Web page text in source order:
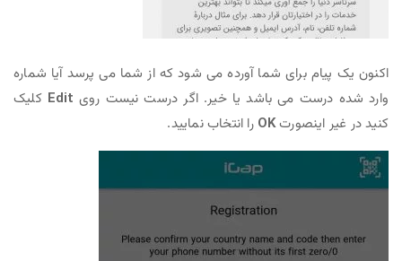
اکنون یک پیام برای شما آورده می شود که از شما می پرسد آیا شماره
وارد شده درست می باشد یا خیر. اگر درست نیست روی Edit کلیک
کنید در غیر اینصورتOK را انتخاب نمایید.